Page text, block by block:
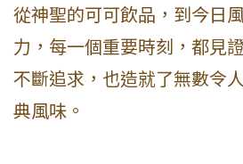
從神聖的可可飲品，到今日
力，每一個重要時刻，都見
不斷追求，也造就了無數令
典風味。